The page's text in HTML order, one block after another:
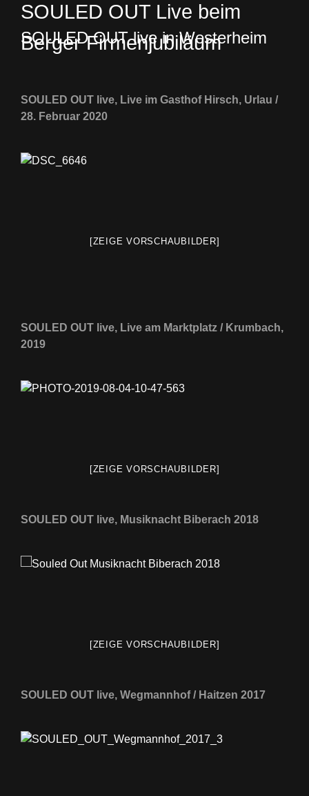
SOULED OUT Live beim
Berger Firmenjubiläum
SOULED OUT live in Westerheim
SOULED OUT live, Live im Gasthof Hirsch, Urlau /
28. Februar 2020
[ZEIGE VORSCHAUBILDER]
SOULED OUT live, Live am Marktplatz / Krumbach,
2019
[ZEIGE VORSCHAUBILDER]
SOULED OUT live, Musiknacht Biberach 2018
[ZEIGE VORSCHAUBILDER]
SOULED OUT live, Wegmannhof / Haitzen 2017